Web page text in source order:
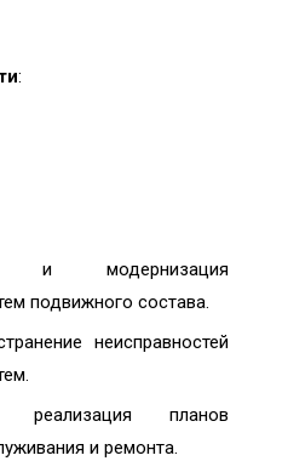
:
и модернизация
подвижного состава.
неисправностей
реализация планов
и ремонта.